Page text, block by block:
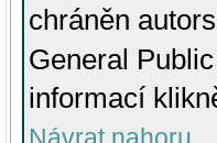
chráněn
General
informací